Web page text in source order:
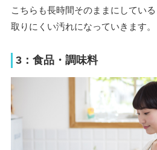
こちらも長時間そのままにしてい
取りにくい汚れになっていきます。
3：食品・調味料